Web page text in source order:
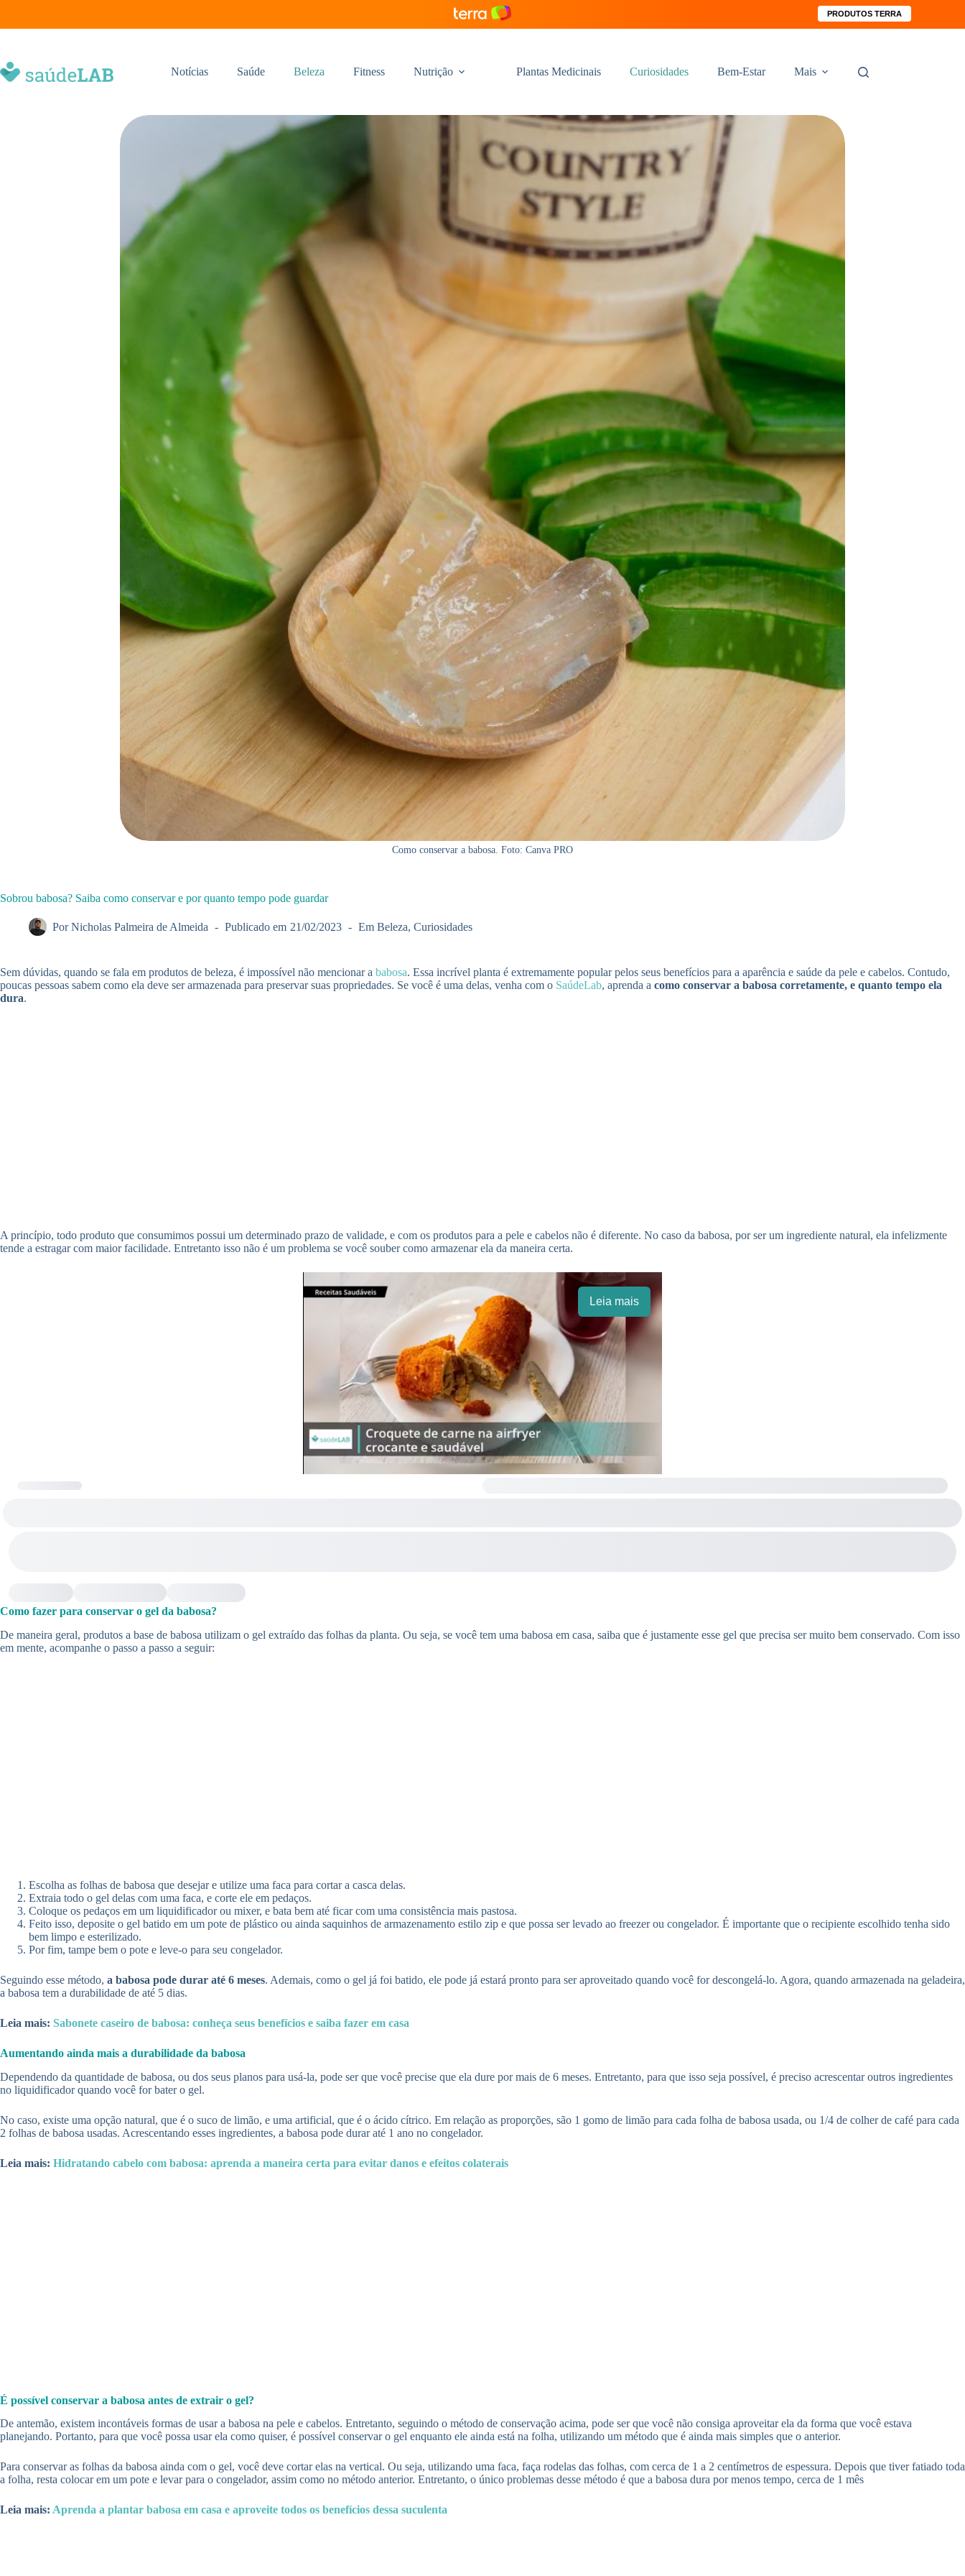
PRODUTOS TERRA
Notícias Saúde Beleza Fitness Nutrição Plantas Medicinais Curiosidades Bem-Estar Mais
Como conservar a babosa. Foto: Canva PRO
Sobrou babosa? Saiba como conservar e por quanto tempo pode guardar
Por Nicholas Palmeira de Almeida Publicado em 21/02/2023 Em Beleza, Curiosidades
Sem dúvidas, quando se fala em produtos de beleza, é impossível não mencionar a babosa. Essa incrível planta é extremamente popular pelos seus benefícios para a aparência e saúde da pele e cabelos. Contudo,
poucas pessoas sabem como ela deve ser armazenada para preservar suas propriedades. Se você é uma delas, venha com o SaúdeLab, aprenda a como conservar a babosa corretamente, e quanto tempo ela
dura.
A princípio, todo produto que consumimos possui um determinado prazo de validade, e com os produtos para a pele e cabelos não é diferente. No caso da babosa, por ser um ingrediente natural, ela infelizmente
tende a estragar com maior facilidade. Entretanto isso não é um problema se você souber como armazenar ela da maneira certa.
Leia mais
Como fazer para conservar o gel da babosa?
De maneira geral, produtos a base de babosa utilizam o gel extraído das folhas da planta. Ou seja, se você tem uma babosa em casa, saiba que é justamente esse gel que precisa ser muito bem conservado. Com isso
em mente, acompanhe o passo a passo a seguir:
Escolha as folhas de babosa que desejar e utilize uma faca para cortar a casca delas.
Extraia todo o gel delas com uma faca, e corte ele em pedaços.
Coloque os pedaços em um liquidificador ou mixer, e bata bem até ficar com uma consistência mais pastosa.
Feito isso, deposite o gel batido em um pote de plástico ou ainda saquinhos de armazenamento estilo zip e que possa ser levado ao freezer ou congelador. É importante que o recipiente escolhido tenha sido
bem limpo e esterilizado.
Por fim, tampe bem o pote e leve-o para seu congelador.
Seguindo esse método, a babosa pode durar até 6 meses. Ademais, como o gel já foi batido, ele pode já estará pronto para ser aproveitado quando você for descongelá-lo. Agora, quando armazenada na geladeira,
a babosa tem a durabilidade de até 5 dias.
Leia mais: Sabonete caseiro de babosa: conheça seus benefícios e saiba fazer em casa
Aumentando ainda mais a durabilidade da babosa
Dependendo da quantidade de babosa, ou dos seus planos para usá-la, pode ser que você precise que ela dure por mais de 6 meses. Entretanto, para que isso seja possível, é preciso acrescentar outros ingredientes
no liquidificador quando você for bater o gel.
No caso, existe uma opção natural, que é o suco de limão, e uma artificial, que é o ácido cítrico. Em relação as proporções, são 1 gomo de limão para cada folha de babosa usada, ou 1/4 de colher de café para cada
2 folhas de babosa usadas. Acrescentando esses ingredientes, a babosa pode durar até 1 ano no congelador.
Leia mais: Hidratando cabelo com babosa: aprenda a maneira certa para evitar danos e efeitos colaterais
É possível conservar a babosa antes de extrair o gel?
De antemão, existem incontáveis formas de usar a babosa na pele e cabelos. Entretanto, seguindo o método de conservação acima, pode ser que você não consiga aproveitar ela da forma que você estava
planejando. Portanto, para que você possa usar ela como quiser, é possível conservar o gel enquanto ele ainda está na folha, utilizando um método que é ainda mais simples que o anterior.
Para conservar as folhas da babosa ainda com o gel, você deve cortar elas na vertical. Ou seja, utilizando uma faca, faça rodelas das folhas, com cerca de 1 a 2 centímetros de espessura. Depois que tiver fatiado toda
a folha, resta colocar em um pote e levar para o congelador, assim como no método anterior. Entretanto, o único problemas desse método é que a babosa dura por menos tempo, cerca de 1 mês
Leia mais: Aprenda a plantar babosa em casa e aproveite todos os benefícios dessa suculenta